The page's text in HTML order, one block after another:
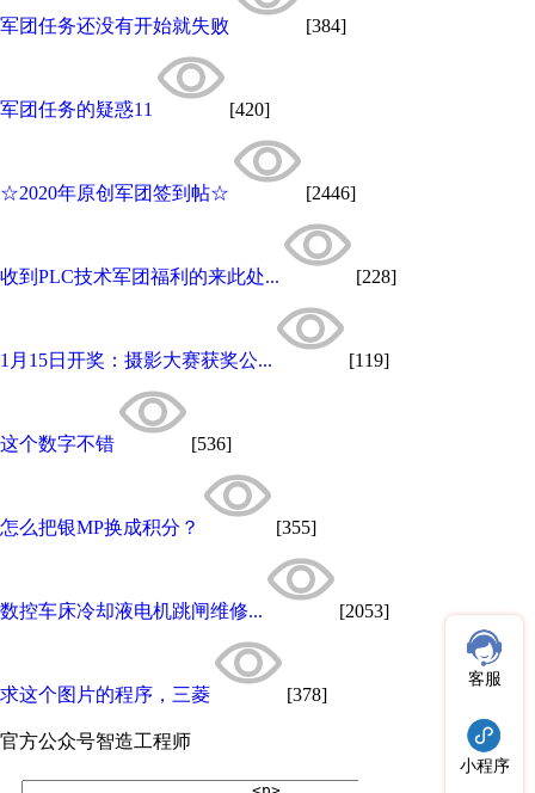
军团任务还没有开始就失败 [384]
军团任务的疑惑11 [420]
☆2020年原创军团签到帖☆ [2446]
收到PLC技术军团福利的来此处... [228]
1月15日开奖：摄影大赛获奖公... [119]
这个数字不错 [536]
怎么把银MP换成积分？ [355]
数控车床冷却液电机跳闸维修... [2053]
求这个图片的程序，三菱 [378]
官方公众号智造工程师
客服
小程序